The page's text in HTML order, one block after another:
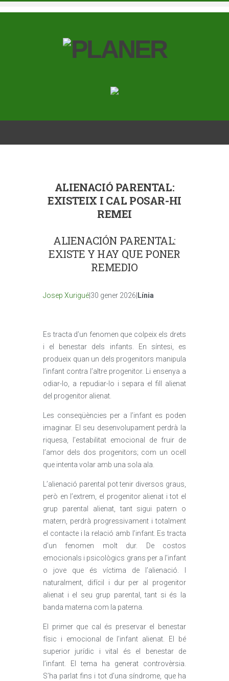
ALIENACIÓ PARENTAL:
EXISTEIX I CAL POSAR-HI
REMEI
ALIENACIÓN PARENTAL:
EXISTE Y HAY QUE PONER
REMEDIO
Josep Xurigué |30 gener 2026| Línia
Es tracta d’un fenomen que colpeix els drets
i el benestar dels infants. En síntesi, es
produeix quan un dels progenitors manipula
l’infant contra l’altre progenitor. Li ensenya a
odiar-lo, a repudiar-lo i separa el fill alienat
del progenitor alienat.
Les conseqüències per a l’infant es poden
imaginar. El seu desenvolupament perdrà la
riquesa, l’estabilitat emocional de fruir de
l’amor dels dos progenitors; com un ocell
que intenta volar amb una sola ala.
L’alienació parental pot tenir diversos graus,
però en l’extrem, el progenitor alienat i tot el
grup parental alienat, tant sigui patern o
matern, perdrà progressivament i totalment
el contacte i la relació amb l’infant. Es tracta
d’un fenomen molt dur. De costos
emocionals i psicològics grans per a l’infant
o jove que és víctima de l’alienació. I
naturalment, difícil i dur per al progenitor
alienat i el seu grup parental, tant si és la
banda materna com la paterna.
El primer que cal és preservar el benestar
físic i emocional de l’infant alienat. El bé
superior jurídic i vital és el benestar de
l’infant. El tema ha generat controvèrsia.
S’ha parlat fins i tot d’una síndrome, que ha